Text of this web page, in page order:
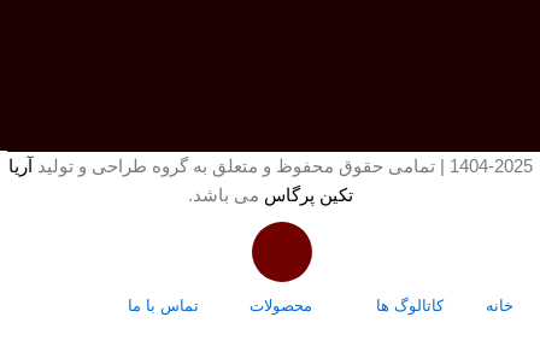
1404-2025 | تمامی حقوق محفوظ و متعلق به گروه طراحی و تولید
آریا
تکین پرگاس می باشد.
خانه کاتالوگ ها محصولات تماس با ما